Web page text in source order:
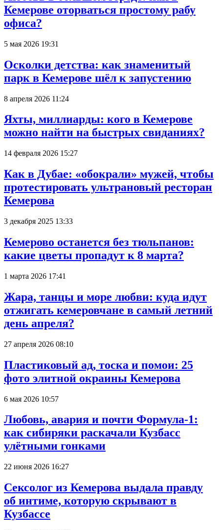
Кемерове оторваться простому рабу
офиса?
5 мая 2026 19:31
Осколки детства: как знаменитый
парк в Кемерове шёл к запустению
8 апреля 2026 11:24
Яхты, миллиарды: кого в Кемерове
можно найти на быстрых свиданиях?
14 февраля 2026 15:27
Как в Дубае: «обокрали» мужей, чтобы
протестировать ультрановый ресторан
Кемерова
3 декабря 2025 13:33
Кемерово останется без тюльпанов:
какие цветы пропадут к 8 марта?
1 марта 2026 17:41
Жара, танцы и море любви: куда идут
отжигать кемеровчане в самый летний
день апреля?
27 апреля 2026 08:10
Пластиковый ад, тоска и помои: 25
фото элитной окраины Кемерова
6 мая 2026 10:57
Любовь, авария и почти Формула-1:
как сибиряки раскачали Кузбасс
улётными гонками
22 июня 2026 16:27
Сексолог из Кемерова выдала правду
об интиме, которую скрывают в
Кузбассе